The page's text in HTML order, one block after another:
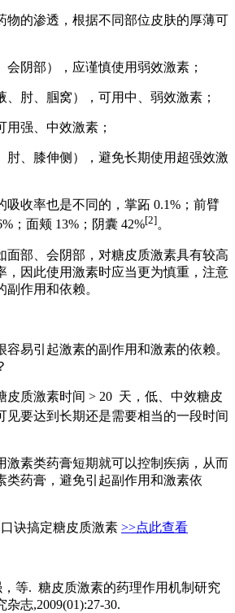
物的渗透，根据不同部位皮肤的厚薄可
阴部），应谨慎使用弱效激素；
肘、腘窝），可用中、弱效激素；
强、中效激素；
、膝伸侧），避免长期使用超强效激
吸收率也是不同的，掌跖 0.1%；前臂
；面颊 13%；阴囊 42%[2]。
面部、会阴部，对糖皮质激素具有较高
，因此使用激素时应当更为慎重，注意
副作用和依赖。
易引起激素的副作用和激素的依赖。
皮质激素时间 > 20 天，低、中效糖皮
见要达到长期还是需要相当的一段时间
激素类药膏短期就可以控制疾病，从而
类药膏，避免引起副作用和激素依
诀搞定糖皮质激素 >>点此查看
等. 糖皮质激素的药理作用机制研究
志,2009(01):27-30.